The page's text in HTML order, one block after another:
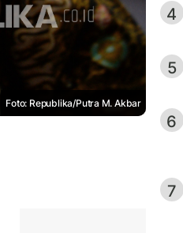
Foto: Republika/Putra M. Akbar
4
5
6
7